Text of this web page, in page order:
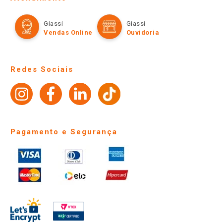
Televendas
Amigo Giassi
Perguntas frequentes
Identidade Visual
Formas de Pagamento
Políticas de entrega
Giassi
Vendas Online
Giassi
Ouvidoria
Redes Sociais
Pagamento e Segurança